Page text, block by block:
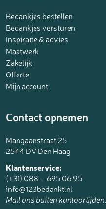
Bedankjes bestellen
Bedankjes versturen
Inspiratie & advies
Maatwerk
Zakelijk
Offerte
Mijn account
Contact opnemen
Mangaanstraat 25
2544 DV Den Haag
Klantenservice:
(+31) 088 – 695 06 95
info@123bedankt.nl
Mail ons buiten kantoortijden.